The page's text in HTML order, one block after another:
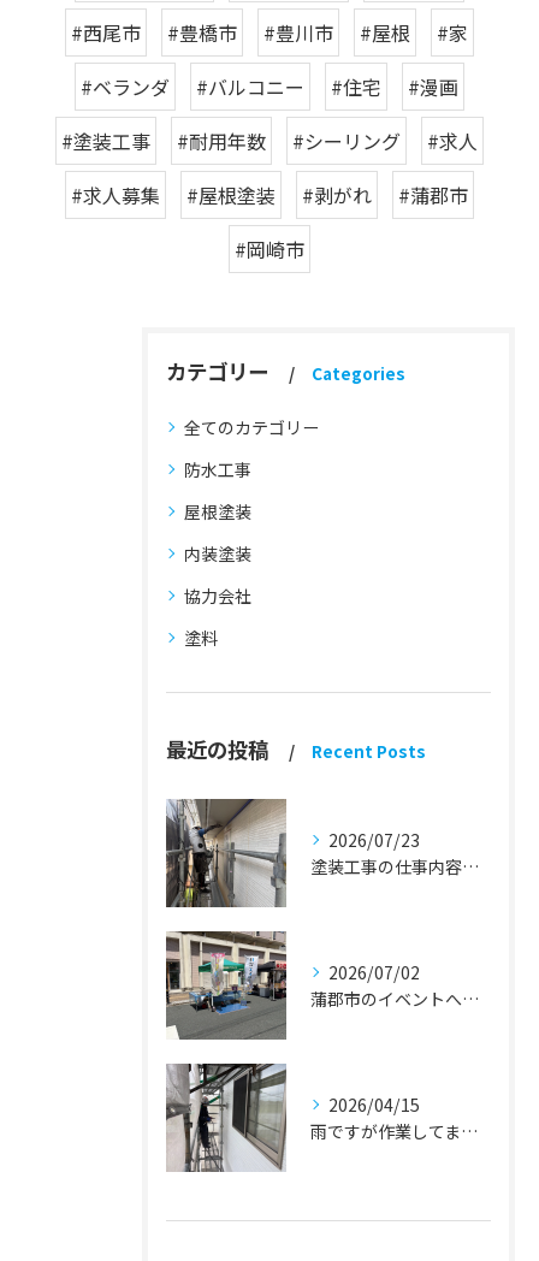
#西尾市 #豊橋市 #豊川市 #屋根
#家
#ベランダ
#バルコニー #住宅
#漫画
#塗装工事
#耐用年数 #シーリング
#求人
#求人募集
#屋根塗装 #剥がれ
#蒲郡市
#岡崎市
カテゴリー Categories
全てのカテゴリー
防水工事
屋根塗装
内装塗装
協力会社
塗料
最近の投稿 Recent Posts
2026/07/23
塗装工事の仕事内容『蒲郡市・岡崎市 外壁塗装・屋根塗装・雨漏り修理』
2026/07/02
蒲郡市のイベントへ出店しました！『外壁塗装・屋根塗装・雨漏り修理』
2026/04/15
雨ですが作業してます！『蒲郡市・岡崎市 外壁塗装・屋根塗装・雨漏り修理』